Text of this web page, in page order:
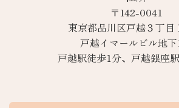
〒142-0041
東京都品川区戸越３丁
戸越イマールビル地
戸越駅徒歩1分、戸越銀座